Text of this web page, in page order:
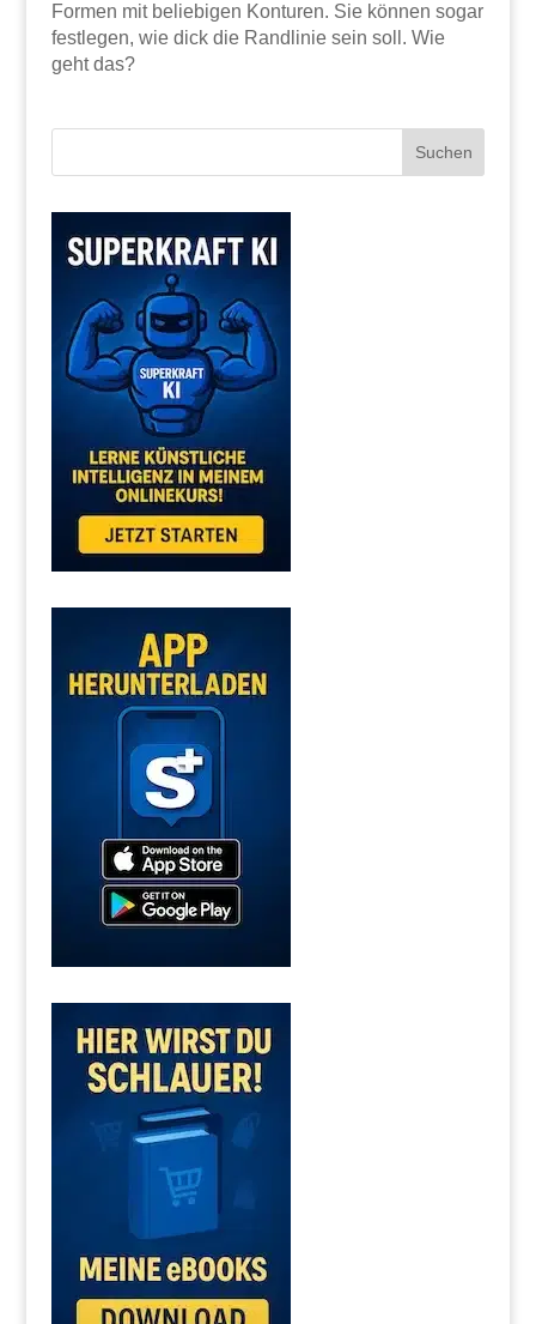
Formen mit beliebigen Konturen. Sie können sogar
festlegen, wie dick die Randlinie sein soll. Wie
geht das?